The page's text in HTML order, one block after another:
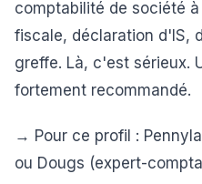
comptabilité de société
fiscale, déclaration d'IS,
greffe. Là, c'est sérieux.
fortement recommandé.
→ Pour ce profil :
ou Dougs (expert-